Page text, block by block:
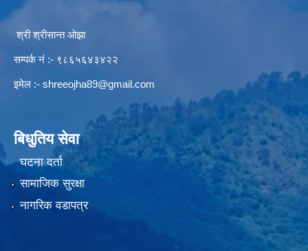
श्री श्रीसान्त ओझा
सम्पर्क नं :- ९८६५६४३४२२
इमेल :- shreeojha89@gmail.com
बिधुतिय सेवा
घटना दर्ता
सामाजिक सुरक्षा
नागरिक वडापत्र